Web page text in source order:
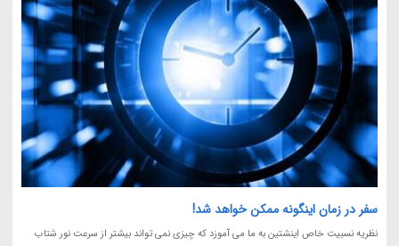
سفر در زمان اینگونه ممکن خواهد شد!
نظریه نسبیت خاص اینشتین به ما می آموزد که چیزی نمی تواند بیشتر از سرعت نور شتاب